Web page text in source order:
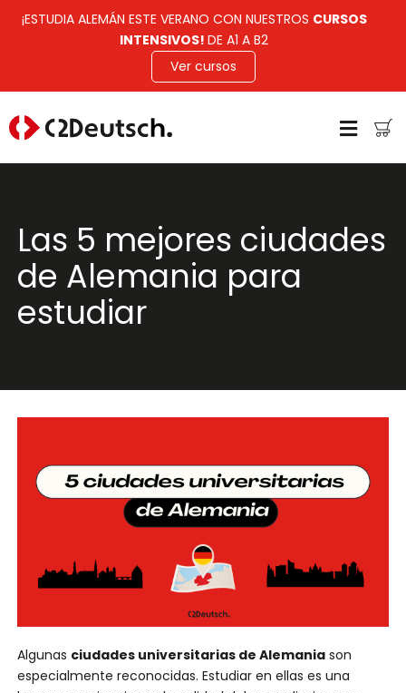
¡ESTUDIA ALEMÁN ESTE VERANO CON NUESTROS CURSOS
INTENSIVOS! DE A1 A B2
Ver cursos
Las 5 mejores ciudades
de Alemania para
estudiar
Algunas ciudades universitarias de Alemaniason
especialmente reconocidas. Estudiar en ellas es una